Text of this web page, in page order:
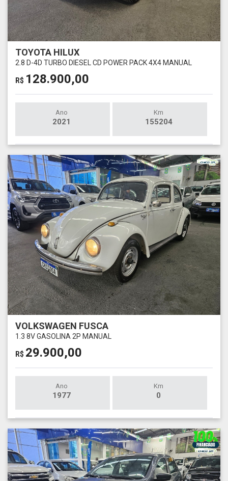
TOYOTA HILUX
2.8 D-4D TURBO DIESEL CD POWER PACK 4X4 MANUAL
R$ 128.900,00
Ano
2021
Km
155204
VOLKSWAGEN FUSCA
1.3 8V GASOLINA 2P MANUAL
R$ 29.900,00
Ano
1977
Km
0